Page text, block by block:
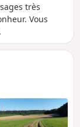
très
Vous